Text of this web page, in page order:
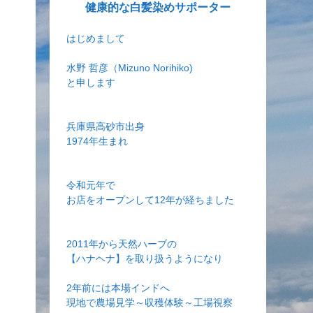
健康的な白髪染めサポーター
はじめまして
水野 哲彦（Mizuno Norihiko)
と申します
兵庫県高砂市出身
1974年生まれ
令和元年で
お店をオープンして12年が経ちました
2011年から天然ハーブの
【ハナヘナ】を取り扱うようになり
2年前には本場インドへ
現地で農場見学～収穫体験～工場視察